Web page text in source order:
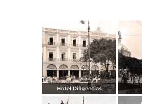
Hotel Diligencias